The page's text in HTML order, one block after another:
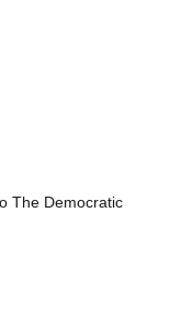
The Democratic